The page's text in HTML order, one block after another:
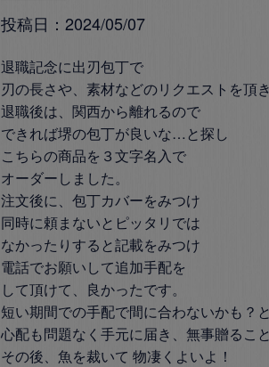
投稿日
2024/05/07
退職記念に出刃包丁で
刃の長さや、素材などのリクエストを頂き
退職後は、関西から離れるので
できれば堺の包丁が良いな…と探し
こちらの商品を３文字名入で
オーダーしました。
注文後に、包丁カバーをみつけ
同時に頼まないとピッタリでは
なかったりすると記載をみつけ
電話でお願いして追加手配を
して頂けて、良かったです。
短い期間での手配で間に合わないかも？と
心配も問題なく手元に届き、無事贈るこ
その後、魚を裁いて 物凄くよいよ！